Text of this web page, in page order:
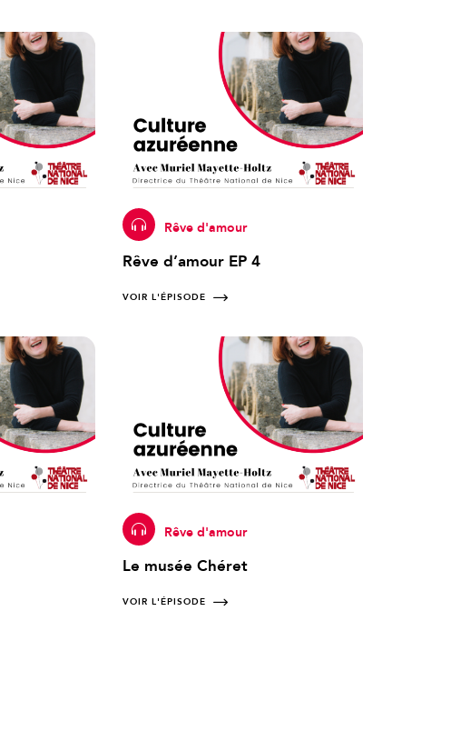
Rêve d'amour
Rêve d’amour EP 4
VOIR L'ÉPISODE
Rêve d'amour
Le musée Chéret
VOIR L'ÉPISODE